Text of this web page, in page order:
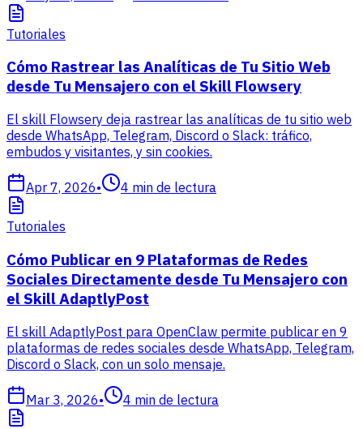
Tutoriales
Cómo Rastrear las Analíticas de Tu Sitio Web
desde Tu Mensajero con el Skill Flowsery
El skill Flowsery deja rastrear las analíticas de tu sitio web
desde WhatsApp, Telegram, Discord o Slack: tráfico,
embudos y visitantes, y sin cookies.
Apr 7, 2026• 4 min de lectura
Tutoriales
Cómo Publicar en 9 Plataformas de Redes
Sociales Directamente desde Tu Mensajero con
el Skill AdaptlyPost
El skill AdaptlyPost para OpenClaw permite publicar en 9
plataformas de redes sociales desde WhatsApp, Telegram,
Discord o Slack, con un solo mensaje.
Mar 3, 2026• 4 min de lectura